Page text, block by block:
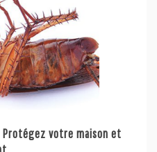
Protégez votre maison et